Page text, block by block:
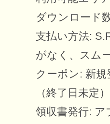
ダウンロード
支払い方法:
がなく、スム
クーポン: 新
（終了日未定）
領収書発行: ア